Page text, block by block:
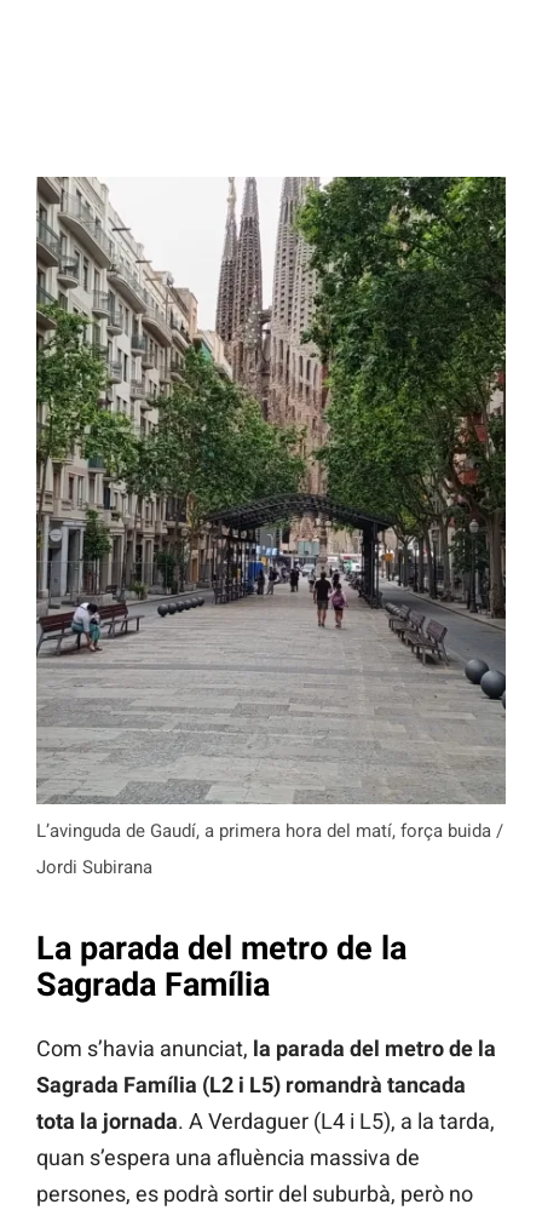
L’avinguda de Gaudí, a primera hora del matí, força buida /
Jordi Subirana
La parada del metro de la
Sagrada Família
Com s’havia anunciat, la parada del metro de la
Sagrada Família (L2 i L5) romandrà tancada
tota la jornada. A Verdaguer (L4 i L5), a la tarda,
quan s’espera una afluència massiva de
persones, es podrà sortir del suburbà, però no